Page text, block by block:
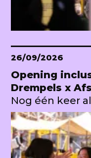
26/09/2026
Opening
Drempels x
Nog één keer